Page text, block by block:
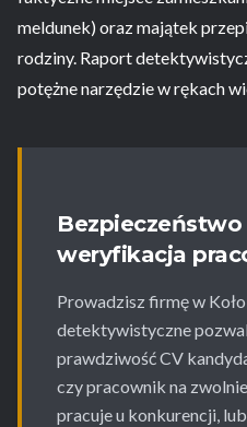
meldunek) oraz majątek
rodziny. Raport
potężne narzędzie w rękach
Bezpieczeństwo
weryfikacja
Prowadzisz firmę w
detektywistyczne
prawdziwość CV
czy pracownik na
pracuje u konkurencji,